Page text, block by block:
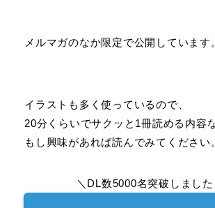
メルマガのなか限定で公開しています
イラストも多く使っているので、
20分くらいでサクッと1冊読める内容
もし興味があれば読んでみてください
＼DL数5000名突破しました